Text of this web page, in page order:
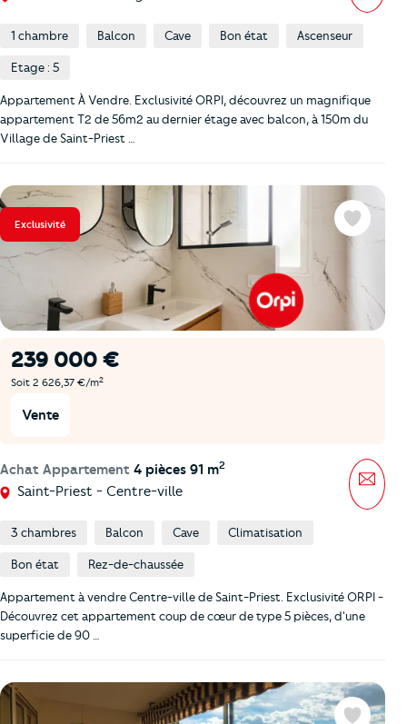
1 chambre Balcon Cave Bon état Ascenseur
Etage : 5
Appartement À Vendre. Exclusivité ORPI, découvrez un magnifique
appartement T2 de 56m2 au dernier étage avec balcon, à 150m du
Village de Saint-Priest …
Exclusivité
239 000 €
Soit 2 626,37 €/m2
Vente
Achat Appartement 4 pièces 91 m2
Saint-Priest - Centre-ville
Favoris
3 chambres Balcon Cave Climatisation
Bon état Rez-de-chaussée
Appartement à vendre Centre-ville de Saint-Priest. Exclusivité ORPI -
Découvrez cet appartement coup de cœur de type 5 pièces, d'une
superficie de 90 …